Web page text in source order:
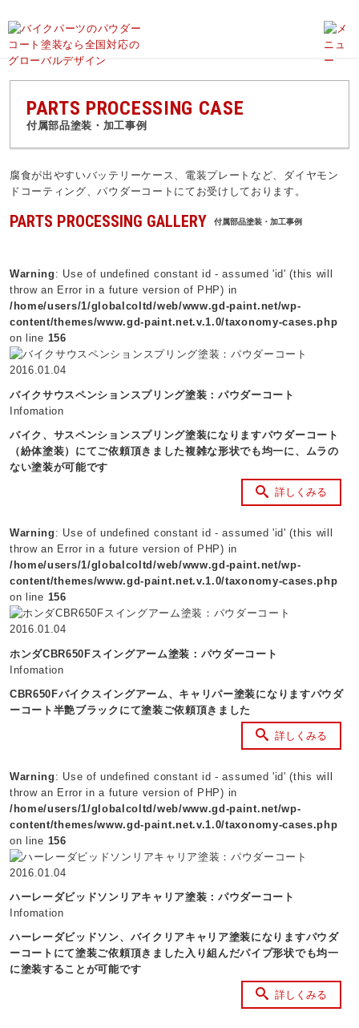
PARTS PROCESSING CASE
付属部品塗装・加工事例
腐食が出やすいバッテリーケース、電装プレートなど、ダイヤモン
ドコーティング、パウダーコートにてお受けしております。
PARTS PROCESSING GALLERY 付属部品塗装・加工事例
Warning : Use of undefined constant id - assumed 'id' (this will
throw an Error in a future version of PHP) in
/home/users/1/globalcoltd/web/www.gd-paint.net/wp-
content/themes/www.gd-paint.net.v.1.0/taxonomy-cases.php
on line 156
2016.01.04
バイクサウスペンションスプリング塗装：パウダーコート
Infomation
バイク、サスペンションスプリング塗装になりますパウダーコート
（紛体塗装）にてご依頼頂きました複雑な形状でも均一に、ムラの
ない塗装が可能です
詳しくみる
Warning : Use of undefined constant id - assumed 'id' (this will
throw an Error in a future version of PHP) in
/home/users/1/globalcoltd/web/www.gd-paint.net/wp-
content/themes/www.gd-paint.net.v.1.0/taxonomy-cases.php
on line 156
2016.01.04
ホンダCBR650Fスイングアーム塗装：パウダーコート
Infomation
CBR650Fバイクスイングアーム、キャリパー塗装になりますパウダ
ーコート半艶ブラックにて塗装ご依頼頂きました
詳しくみる
Warning : Use of undefined constant id - assumed 'id' (this will
throw an Error in a future version of PHP) in
/home/users/1/globalcoltd/web/www.gd-paint.net/wp-
content/themes/www.gd-paint.net.v.1.0/taxonomy-cases.php
on line 156
2016.01.04
ハーレーダビッドソンリアキャリア塗装：パウダーコート
Infomation
ハーレーダビッドソン、バイクリアキャリア塗装になりますパウダ
ーコートにて塗装ご依頼頂きました入り組んだパイプ形状でも均一
に塗装することが可能です
詳しくみる